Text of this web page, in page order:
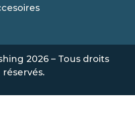
2026 – Tous droits
réservés.